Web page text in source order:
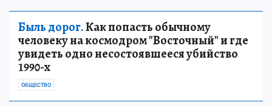
Быль дорог.Как попасть обычному
человеку на космодром "Восточный" и где
увидеть одно несостоявшееся убийство
1990-х
ОБЩЕСТВО